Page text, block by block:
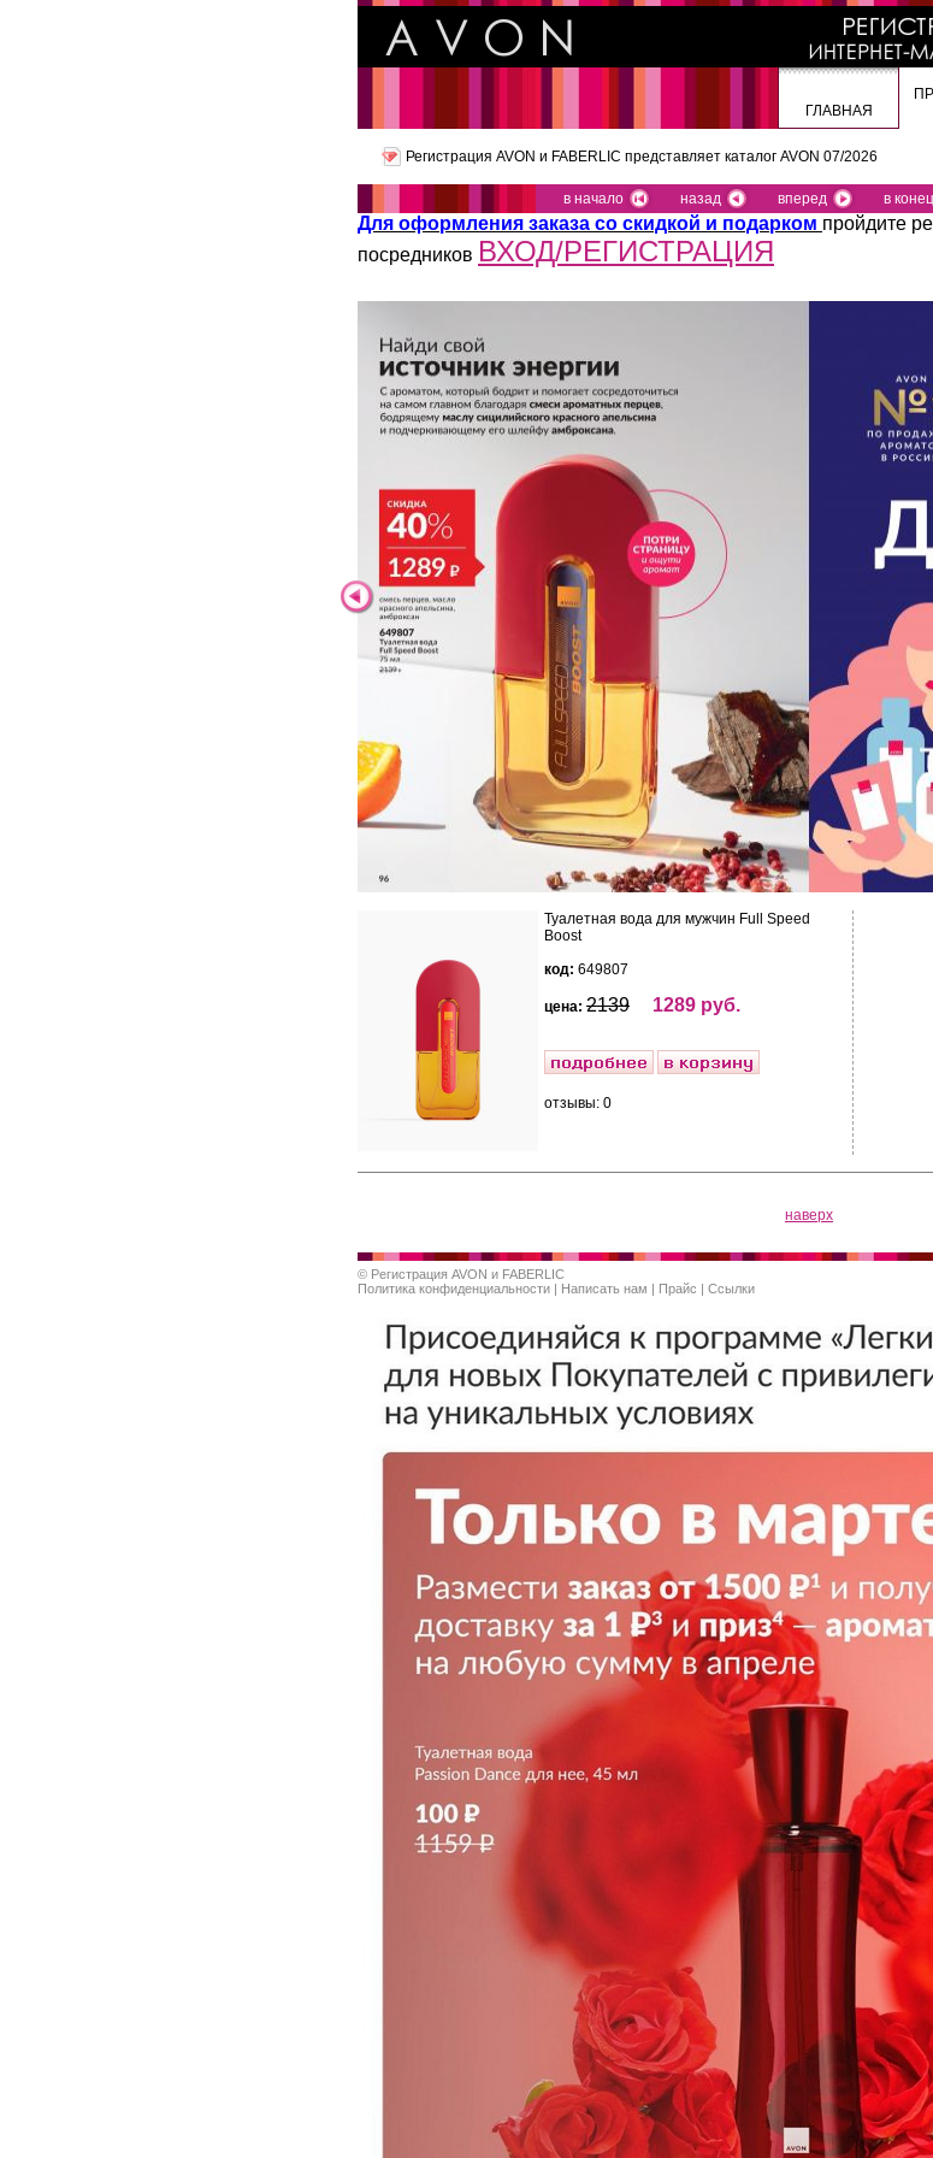
ГЛАВНАЯ
Регистрация AVON и FABERLIC представляет каталог AVON 07/2026
в начало назад вперед в конец
Для оформления заказа со скидкой и подарком пройдите
посредников ВХОД/РЕГИСТРАЦИЯ
Туалетная вода для мужчин Full Speed
Boost
код: 649807
цена: 2139 1289 руб.
отзывы: 0
наверх
© Регистрация AVON и FABERLIC
Политика конфиденциальности | Написать нам | Прайс | Ссылки